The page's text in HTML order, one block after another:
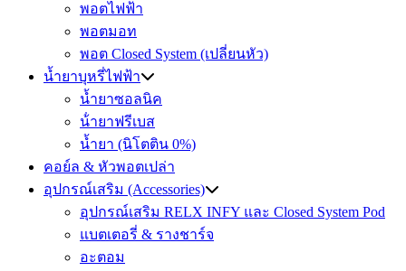
พอตไฟฟ้า
พอตมอท
พอต Closed System (เปลี่ยนหัว)
น้ำยาบุหรี่ไฟฟ้า
น้ำยาซอลนิค
น้ํายาฟรีเบส
น้ำยา (นิโตติน 0%)
คอย์ล & หัวพอตเปล่า
อุปกรณ์เสริม (Accessories)
อุปกรณ์เสริม RELX INFY และ Closed System Pod
แบตเตอรี่ & รางชาร์จ
อะตอม